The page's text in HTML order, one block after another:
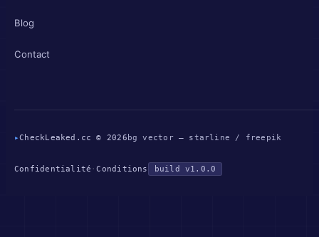
Blog
Contact
▸CheckLeaked.cc © 2026 bg vector — starline / freepik
Confidentialité ·Conditions build v1.0.0